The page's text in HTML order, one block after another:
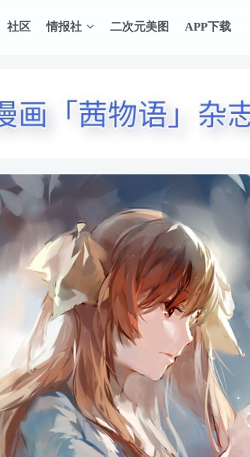
社区 情报社 二次元美图 APP下载